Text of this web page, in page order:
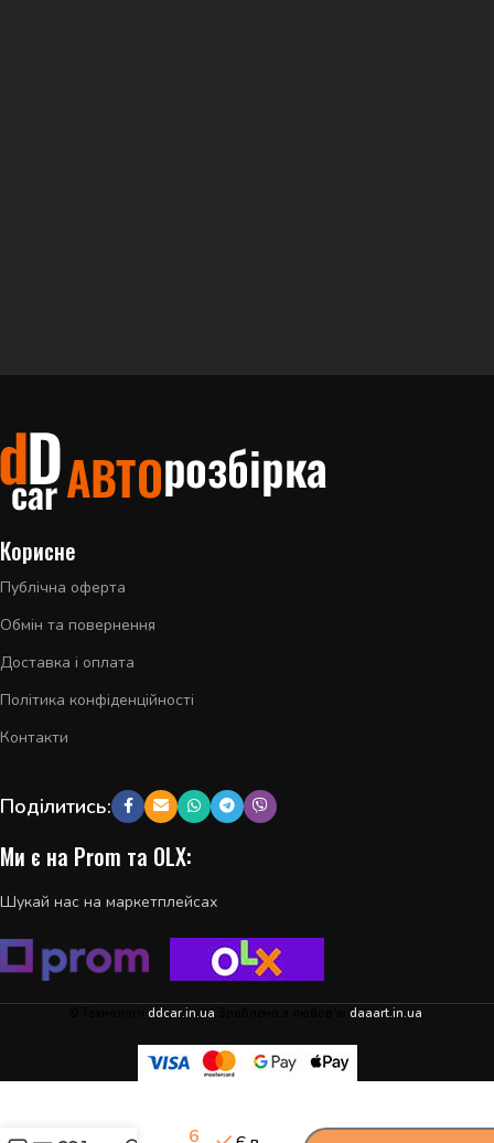
Корисне
Публічна оферта
Обмін та повернення
Доставка і оплата
Політика конфіденційності
Контакти
Поділитись:
Ми є на Prom та OLX:
Шукай нас на маркетплейсах
ddcar.in.ua daaart.in.ua
6